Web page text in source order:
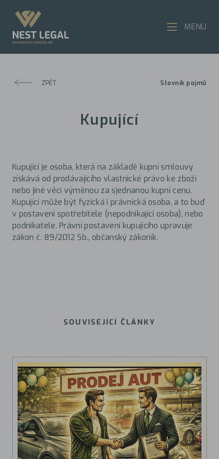
ZPĚT Slovník pojmů
Kupující
Kupující je osoba, která na základě kupní smlouvy
získává od prodávajícího vlastnické právo ke zboží
nebo jiné věci výměnou za sjednanou kupní cenu.
Kupující může být fyzická i právnická osoba, a to buď
v postavení spotřebitele (nepodnikající osoba), nebo
podnikatele. Právní postavení kupujícího upravuje
zákon č. 89/2012 Sb., občanský zákoník.
SOUVISEJÍCÍ ČLÁNKY
MENU